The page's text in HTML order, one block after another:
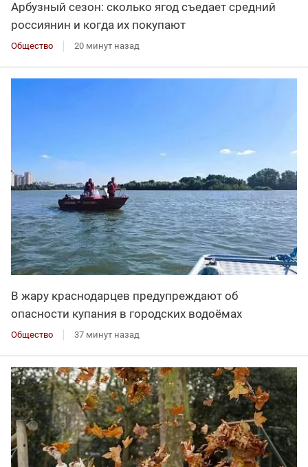
Арбузный сезон: сколько ягод съедает средний
россиянин и когда их покупают
Общество 20 минут назад
В жару краснодарцев предупреждают об
опасности купания в городских водоёмах
Общество 37 минут назад